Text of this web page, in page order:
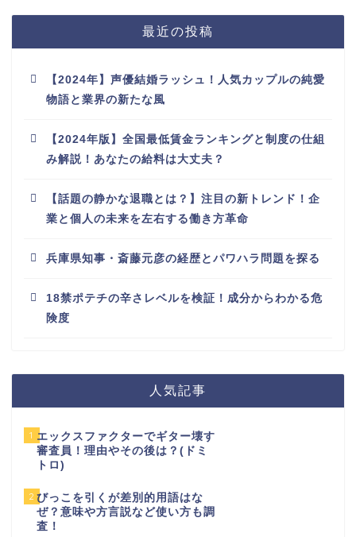
最近の投稿
【2024年】声優結婚ラッシュ！人気カップルの純愛
物語と業界の新たな風
【2024年版】全国最低賃金ランキングと制度の仕組
み解説！あなたの給料は大丈夫？
【話題の静かな退職とは？】注目の新トレンド！企
業と個人の未来を左右する働き方革命
兵庫県知事・斎藤元彦の経歴とパワハラ問題を探る
18禁ポテチの辛さレベルを検証！成分からわかる危
険度
人気記事
1 エックスファクターでギター壊す
審査員！理由やその後は？(ドミ
トロ)
2 びっこを引くが差別的用語はな
ぜ？意味や方言説など使い方も調
査！